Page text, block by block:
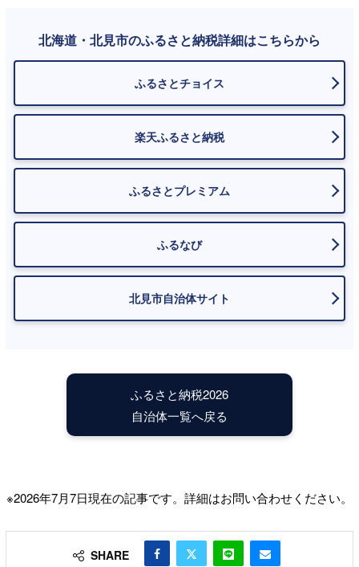
北海道・北見市のふるさと納税詳細はこちらから
ふるさとチョイス
楽天ふるさと納税
ふるさとプレミアム
ふるなび
北見市自治体サイト
ふるさと納税2026
自治体一覧へ戻る
※2026年7月7日現在の記事です。詳細はお問い合わせください。
SHARE